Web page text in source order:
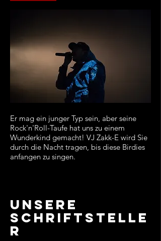
Er mag ein junger Typ sein, aber seine
Rock'n'Roll-Taufe hat uns zu einem
Wunderkind gemacht! VJ Zakk-E wird Sie
durch die Nacht tragen, bis diese Birdies
anfangen zu singen.
UNSERE
Schriftstelle
r